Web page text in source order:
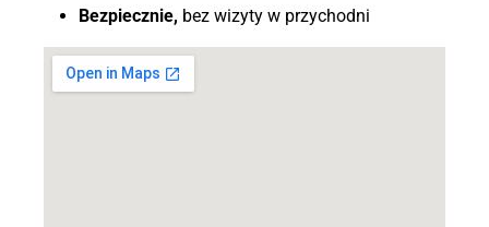
Bezpiecznie, bez wizyty w przychodni